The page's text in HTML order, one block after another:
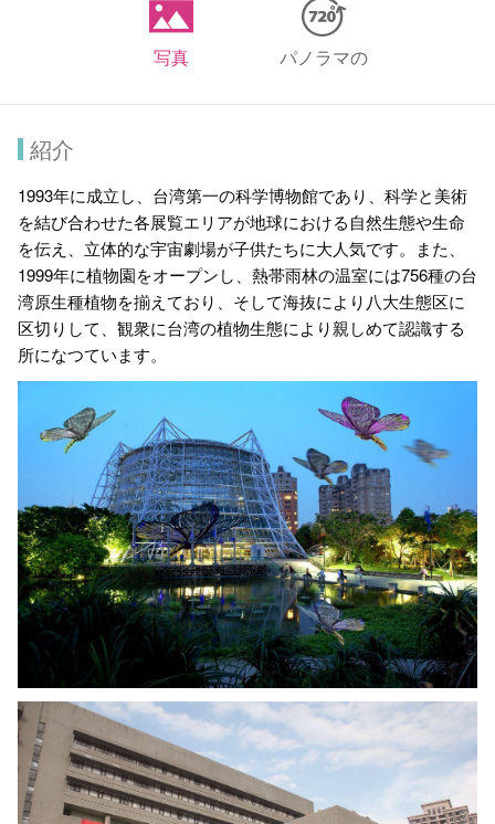
写真 パノラマの
紹介
1993年に成立し、台湾第一の科学博物館であり、科学と美術
を結び合わせた各展覧エリアが地球における自然生態や生命
を伝え、立体的な宇宙劇場が子供たちに大人気です。また、
1999年に植物園をオープンし、熱帯雨林の温室には756種の台
湾原生種植物を揃えており、そして海抜により八大生態区に
区切りして、観衆に台湾の植物生態により親しめて認識する
所になつています。